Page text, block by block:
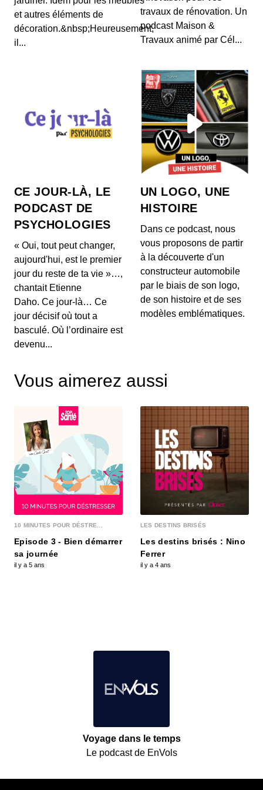
matin avec Alexandre Jardin
Alexandre Jardin se confie au micro de la
journaliste Laura Tenoudji sur son rapport au
Voyage dans le temps : 23h30 avec
Nicolas Bedos
00:07:36 - IL Y A 3 ANS
Nicolas Bedos se confie au micro de la journaliste
Laura Tenoudji sur son rapport au temps.
Comme...
Voyage dans le temps : midi avec
Isabelle Adjani
Isabelle Adjani se confie au micro de la journaliste
Laura Tenoudji sur son rapport au temps. Com...
et autres éléments de
décoration.&nbsp;Heureusement,
il...
travaux de rénovation. Un
podcast Maison &
Travaux animé par Cél...
CE JOUR-LÀ, LE
PODCAST DE
PSYCHOLOGIES
« Oui, tout peut changer,
aujourd'hui, est le premier
jour du reste de ta vie »…,
chantait Etienne
Daho. Ce jour-là… Ce
jour décisif où tout a
basculé. Où l’ordinaire est
devenu...
UN LOGO, UNE
HISTOIRE
Dans ce podcast, nous
vous proposons de partir
à la découverte d'un
constructeur automobile
par le biais de son logo,
de son histoire et de ses
modèles emblématiques.
Vous aimerez aussi
10 MINUTES POUR DÉSTRE...
Episode 3 - Bien démarrer
sa journée
il y a 5 ans
LES DESTINS BRISÉS
Les destins brisés : Nino
Ferrer
il y a 4 ans
Voyage dans le temps
Le podcast de EnVols